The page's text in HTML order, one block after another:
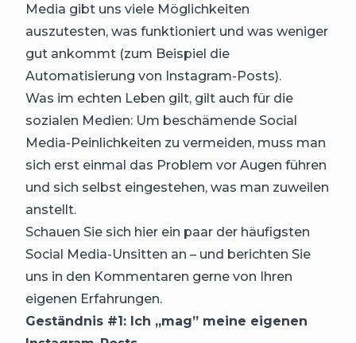
Media gibt uns viele Möglichkeiten
auszutesten, was funktioniert und was weniger
gut ankommt (zum Beispiel die
Automatisierung von Instagram-Posts).
Was im echten Leben gilt, gilt auch für die
sozialen Medien: Um beschämende Social
Media-Peinlichkeiten zu vermeiden, muss man
sich erst einmal das Problem vor Augen führen
und sich selbst eingestehen, was man zuweilen
anstellt.
Schauen Sie sich hier ein paar der häufigsten
Social Media-Unsitten an – und berichten Sie
uns in den Kommentaren gerne von Ihren
eigenen Erfahrungen.
Geständnis #1: Ich „mag” meine eigenen